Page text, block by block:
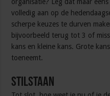
volledig aan op de
scherpe keuzes te durven
bijvoorbeeld terug tot 3 of
kans en kleine kans. Grote
toeneemt.
Stilstaan